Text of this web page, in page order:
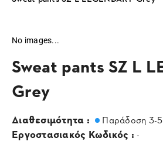
No images...
Sweat pants SZ L
Grey
Διαθεσιμότητα : Παράδοση 3-5
Εργοστασιακός Κωδικός : -